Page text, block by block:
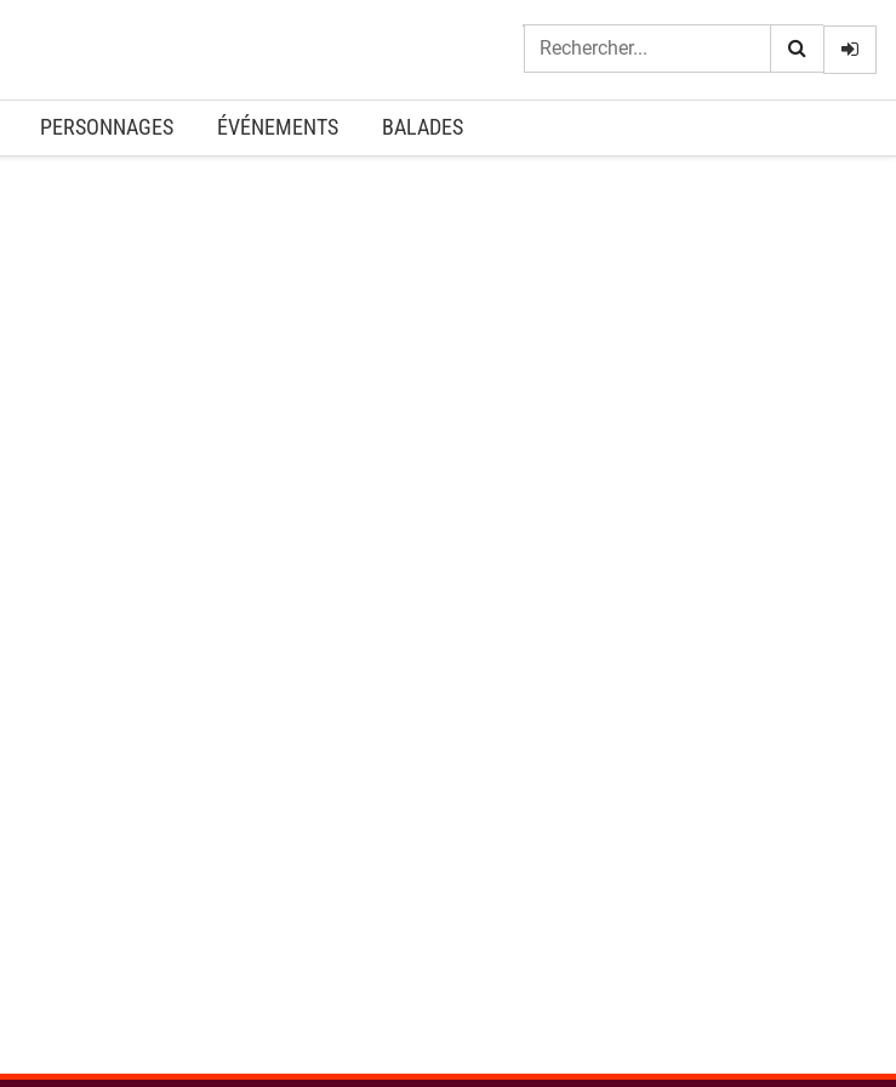
PERSONNAGES ÉVÉNEMENTS BALADES